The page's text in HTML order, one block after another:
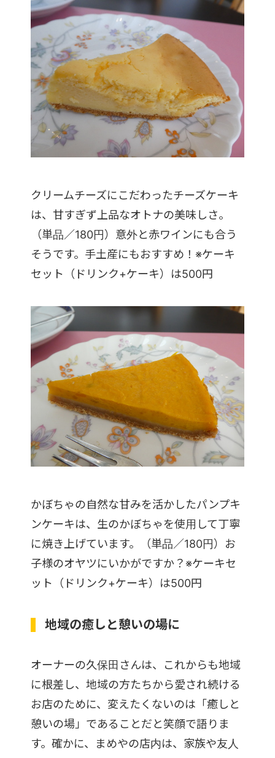
クリームチーズにこだわったチーズケーキ
は、甘すぎず上品なオトナの美味しさ。
（単品／180円）意外と赤ワインにも合う
そうです。手土産にもおすすめ！※ケーキ
セット（ドリンク+ケーキ）は500円
かぼちゃの自然な甘みを活かしたパンプキ
ンケーキは、生のかぼちゃを使用して丁寧
に焼き上げています。（単品／180円）お
子様のオヤツにいかがですか？※ケーキセ
ット（ドリンク+ケーキ）は500円
地域の癒しと憩いの場に
オーナーの久保田さんは、これからも地域
に根差し、地域の方たちから愛され続ける
お店のために、変えたくないのは「癒しと
憩いの場」であることだと笑顔で語りま
す。確かに、まめやの店内は、家族や友人